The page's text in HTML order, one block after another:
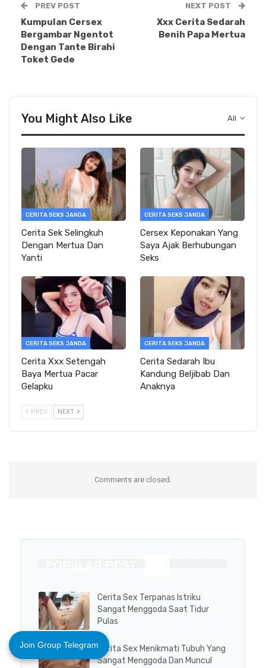
PREV POST
Kumpulan Cersex
Bergambar Ngentot
Dengan Tante Birahi
Toket Gede
NEXT POST
Xxx Cerita Sedarah
Benih Papa Mertua
All
You Might Also Like
CERITA SEKS JANDA
Cerita Sek Selingkuh
Dengan Mertua Dan
Yanti
CERITA SEKS JANDA
Cersex Keponakan Yang
Saya Ajak Berhubungan
Seks
CERITA SEKS JANDA
Cerita Xxx Setengah
Baya Mertua Pacar
Gelapku
CERITA SEKS JANDA
Cerita Sedarah Ibu
Kandung Beljibab Dan
Anaknya
PREV NEXT
Comments are closed.
POPULAR POST
Cerita Sex Terpanas Istriku
Sangat Menggoda Saat Tidur
Pulas
Cerita Sex Menikmati Tubuh Yang
Sangat Menggoda Dan Muncul
Join Group Telegram